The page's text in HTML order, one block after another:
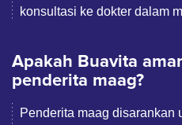
konsultasi ke dokter dalam
Apakah Buavita
penderita maag?
Penderita maag disarankan